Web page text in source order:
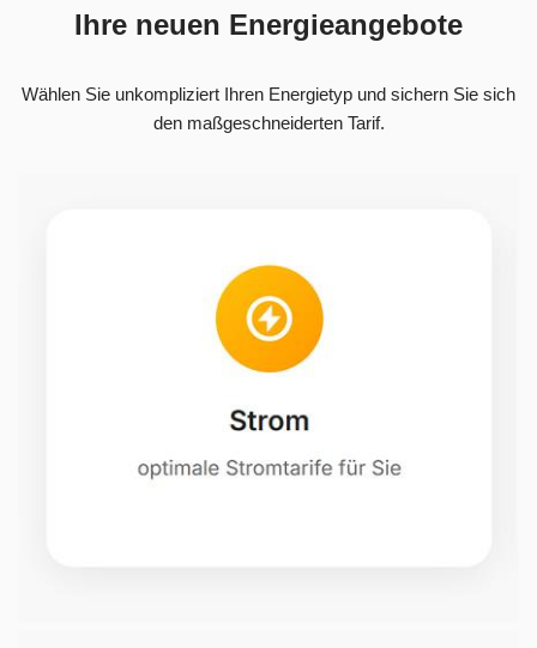
Ihre neuen Energieangebote
Wählen Sie unkompliziert Ihren Energietyp und sichern Sie sich
den maßgeschneiderten Tarif.